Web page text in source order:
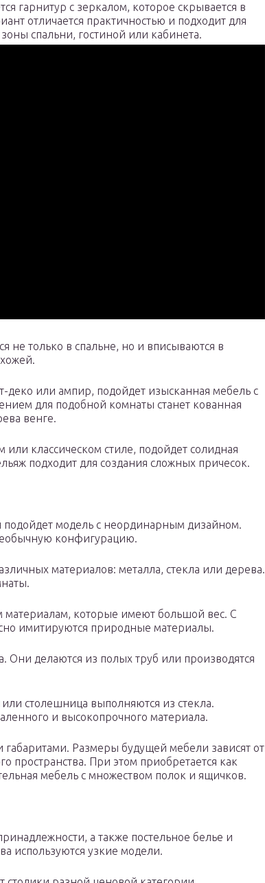
гарнитур с зеркалом, которое скрывается в
отличается практичностью и подходит для
спальни, гостиной или кабинета.
не только в спальне, но и вписываются в
деко или ампир, подойдет изысканная мебель с
для подобной комнаты станет кованная
венге.
классическом стиле, подойдет солидная
подходит для создания сложных причесок.
модель с неординарным дизайном.
конфигурацию.
материалов: металла, стекла или дерева.
материалам, которые имеют большой вес. С
имитируются природные материалы.
Они делаются из полых труб или производятся
столешница выполняются из стекла.
и высокопрочного материала.
габаритами. Размеры будущей мебели зависят от
пространства. При этом приобретается как
мебель с множеством полок и ящичков.
а также постельное белье и
используются узкие модели.